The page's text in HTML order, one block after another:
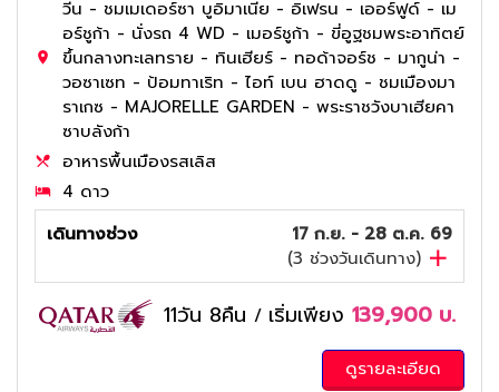
วีน - ชมเมเดอร์ซา บูอิมาเนีย - อิเฟรน - เออร์ฟูด์ - เม
อร์ชูก้า - นั่งรถ 4 WD - เมอร์ชูก้า - ขี่อูฐชมพระอาทิตย์
ขึ้นกลางทะเลทราย - ทินเฮียร์ - ทอด้าจอร์ช - มากูน่า -
วอซาเซท - ป้อมทาเริท - ไอท์ เบน ฮาดดู - ชมเมืองมา
ราเกซ - MAJORELLE GARDEN - พระราชวังบาเฮียคา
ซาบลังก้า
อาหารพื้นเมืองรสเลิส
4 ดาว
เดินทางช่วง
17 ก.ย. - 28 ต.ค. 69
(3 ช่วงวันเดินทาง)
11วัน 8คืน / เริ่มเพียง 139,900 บ.
ดูรายละเอียด